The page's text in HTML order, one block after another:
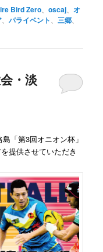
Bird Zero 、oscaj 、オ
、パライベント 三郷
・淡
「第3回オニオン杯」
提供させていただき